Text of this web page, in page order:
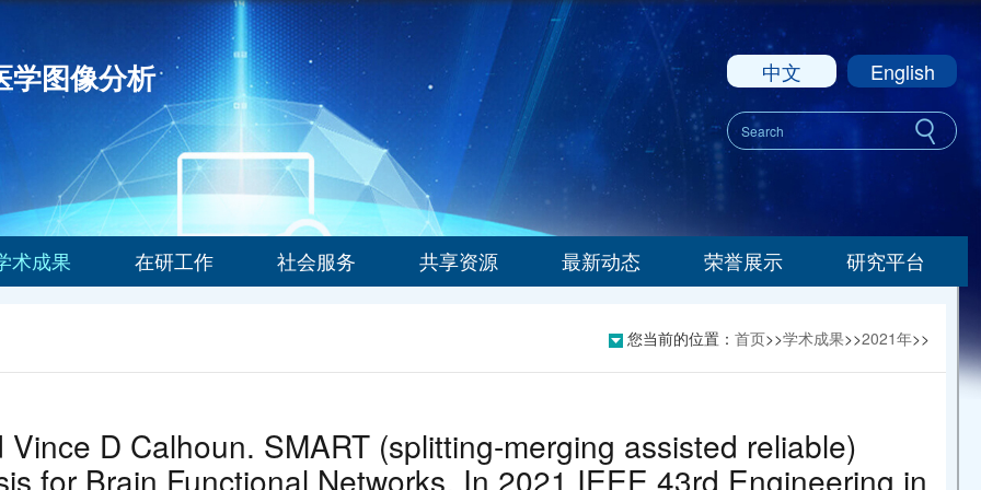
学图像分析 中文 English
术成果 在研工作 社会服务 共享资源 最新动态 荣誉展示 研究平台
您当前的位置： 首页>>学术成果>>2021年>>
D Calhoun. SMART (splitting-merging assisted reliable)
for Brain Functional Networks. In 2021 IEEE 43rd Engineering in